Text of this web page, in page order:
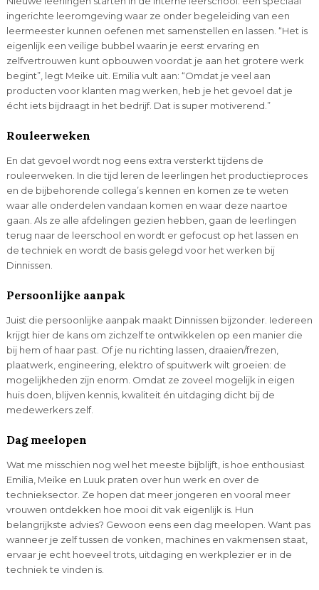
ingerichte leeromgeving waar ze onder begeleiding van een
leermeester kunnen oefenen met samenstellen en lassen. “Het is
eigenlijk een veilige bubbel waarin je eerst ervaring en
zelfvertrouwen kunt opbouwen voordat je aan het grotere werk
begint”, legt Meike uit. Emilia vult aan: “Omdat je veel aan
producten voor klanten mag werken, heb je het gevoel dat je
écht iets bijdraagt in het bedrijf. Dat is super motiverend.”
Rouleerweken
En dat gevoel wordt nog eens extra versterkt tijdens de
rouleerweken. In die tijd leren de leerlingen het productieproces
en de bijbehorende collega’s kennen en komen ze te weten
waar alle onderdelen vandaan komen en waar deze naartoe
gaan. Als ze alle afdelingen gezien hebben, gaan de leerlingen
terug naar de leerschool en wordt er gefocust op het lassen en
de techniek en wordt de basis gelegd voor het werken bij
Dinnissen.
Persoonlijke aanpak
Juist die persoonlijke aanpak maakt Dinnissen bijzonder. Iedereen
krijgt hier de kans om zichzelf te ontwikkelen op een manier die
bij hem of haar past. Of je nu richting lassen, draaien/frezen,
plaatwerk, engineering, elektro of spuitwerk wilt groeien: de
mogelijkheden zijn enorm. Omdat ze zoveel mogelijk in eigen
huis doen, blijven kennis, kwaliteit én uitdaging dicht bij de
medewerkers zelf.
Dag meelopen
Wat me misschien nog wel het meeste bijblijft, is hoe enthousiast
Emilia, Meike en Luuk praten over hun werk en over de
technieksector. Ze hopen dat meer jongeren en vooral meer
vrouwen ontdekken hoe mooi dit vak eigenlijk is. Hun
belangrijkste advies? Gewoon eens een dag meelopen. Want pas
wanneer je zelf tussen de vonken, machines en vakmensen staat,
ervaar je echt hoeveel trots, uitdaging en werkplezier er in de
techniek te vinden is.